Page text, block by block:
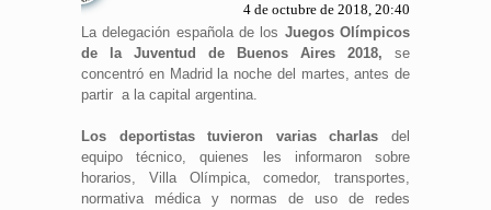
4 de octubre de 2018, 20:40
La delegación española de los Juegos Olímpicos
de la Juventud de Buenos Aires 2018, se
concentró en Madrid la noche del martes, antes de
partir a la capital argentina.
Los deportistas tuvieron varias charlas del
equipo técnico, quienes les informaron sobre
horarios, Villa Olímpica, comedor, transportes,
normativa médica y normas de uso de redes